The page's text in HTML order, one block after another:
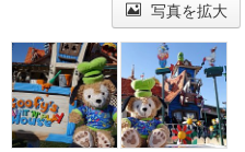
写真を拡大